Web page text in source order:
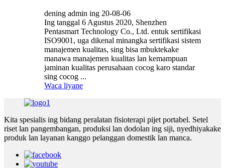
dening admin ing 20-08-06
Ing tanggal 6 Agustus 2020, Shenzhen
Pentasmart Technology Co., Ltd. entuk sertifikasi
ISO9001, uga dikenal minangka sertifikasi sistem
manajemen kualitas, sing bisa mbuktekake
manawa manajemen kualitas lan kemampuan
jaminan kualitas perusahaan cocog karo standar
sing cocog ...
Waca liyane
Kita spesialis ing bidang peralatan fisioterapi pijet portabel. Setel
riset lan pangembangan, produksi lan dodolan ing siji, nyedhiyakake
produk lan layanan kanggo pelanggan domestik lan manca.